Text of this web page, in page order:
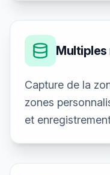
Capture de la
zones
et